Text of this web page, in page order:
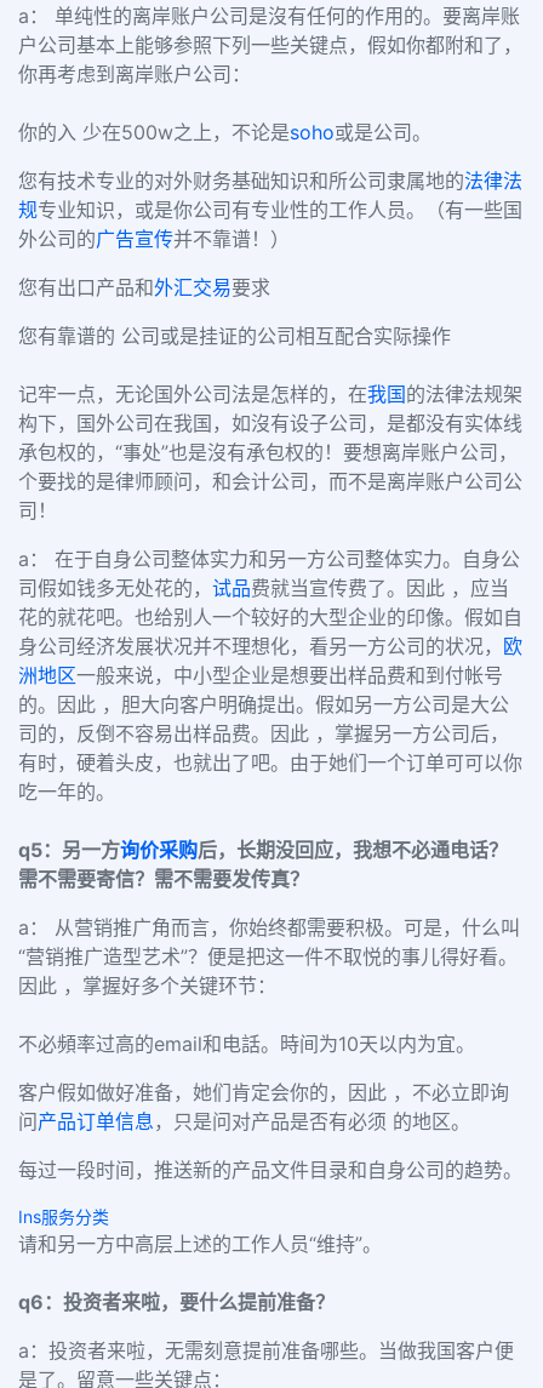
a： 单纯性的离岸账户公司是沒有任何的作用的。要离岸账
户公司基本上能够参照下列一些关键点，假如你都附和了，
你再考虑到离岸账户公司：
你的入 少在500w之上，不论是soho或是公司。
您有技术专业的对外财务基础知识和所公司隶属地的法律法
规专业知识，或是你公司有专业性的工作人员。（有一些国
外公司的广告宣传并不靠谱！）
您有出口产品和外汇交易要求
您有靠谱的 公司或是挂证的公司相互配合实际操作
记牢一点，无论国外公司法是怎样的，在我国的法律法规架
构下，国外公司在我国，如沒有设子公司，是都没有实体线
承包权的，“事处”也是沒有承包权的！要想离岸账户公司，
个要找的是律师顾问，和会计公司，而不是离岸账户公司公
司！
a： 在于自身公司整体实力和另一方公司整体实力。自身公
司假如钱多无处花的， 试品费就当宣传费了。因此 ，应当
花的就花吧。也给别人一个较好的大型企业的印像。假如自
身公司经济发展状况并不理想化，看另一方公司的状况， 欧
洲地区一般来说，中小型企业是想要出样品费和到付帐号
的。因此 ，胆大向客户明确提出。假如另一方公司是大公
司的，反倒不容易出样品费。因此 ，掌握另一方公司后，
有时，硬着头皮，也就出了吧。由于她们一个订单可可以你
吃一年的。
q5：另一方询价采购后，长期没回应，我想不必通电话？
需不需要寄信？需不需要发传真？
a： 从营销推广角而言，你始终都需要积极。可是，什么叫
“营销推广造型艺术”？便是把这一件不取悦的事儿得好看。
因此 ，掌握好多个关键环节：
不必頻率过高的email和电話。時间为10天以内为宜。
客户假如做好准备，她们肯定会你的，因此 ，不必立即询
问产品订单信息 ，只是问对产品是否有必须 的地区。
每过一段时间，推送新的产品文件目录和自身公司的趋势。
Ins服务分类
请和另一方中高层上述的工作人员“维持”。
q6：投资者来啦，要什么提前准备？
a：投资者来啦，无需刻意提前准备哪些。当做我国客户便
是了。留意一些关键点：